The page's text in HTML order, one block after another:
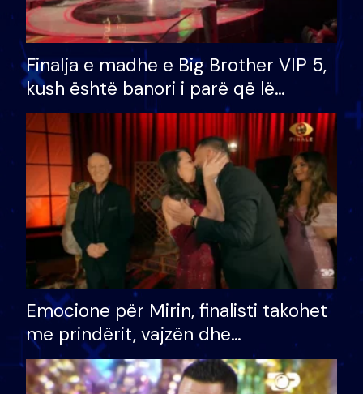
Finalja e madhe e Big Brother VIP 5,
kush është banori i parë që lë
shtëpinë dhe humb mundësinë për
të fituar çmimin e madh
Emocione për Mirin, finalisti takohet
me prindërit, vajzën dhe
bashkëshorten: S’kemi ndonjë letër
divorci apo jo?